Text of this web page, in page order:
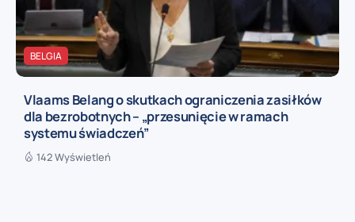
BELGIA
Vlaams Belang o skutkach ograniczenia zasiłków
dla bezrobotnych – „przesunięcie w ramach
systemu świadczeń”
142 Wyświetleń